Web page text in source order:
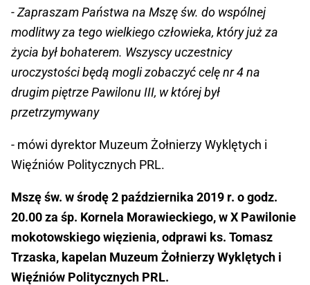
- Zapraszam Państwa na Mszę św. do wspólnej
modlitwy za tego wielkiego człowieka, który już za
życia był bohaterem. Wszyscy uczestnicy
uroczystości będą mogli zobaczyć celę nr 4 na
drugim piętrze Pawilonu III, w której był
przetrzymywany
- mówi dyrektor Muzeum Żołnierzy Wyklętych i
Więźniów Politycznych PRL.
Mszę św. w środę 2 października 2019 r. o godz.
20.00 za śp. Kornela Morawieckiego, w X Pawilonie
mokotowskiego więzienia, odprawi ks. Tomasz
Trzaska, kapelan Muzeum Żołnierzy Wyklętych i
Więźniów Politycznych PRL.